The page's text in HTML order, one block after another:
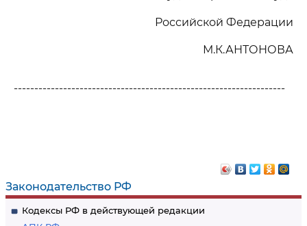
Законодательство РФ
Кодексы РФ в действующей редакции
Российской Федерации
М.К.АНТОНОВА
------------------------------------------------------------------